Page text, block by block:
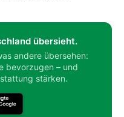
übersieht.
andere übersehen:
bevorzugen – und
stärken.